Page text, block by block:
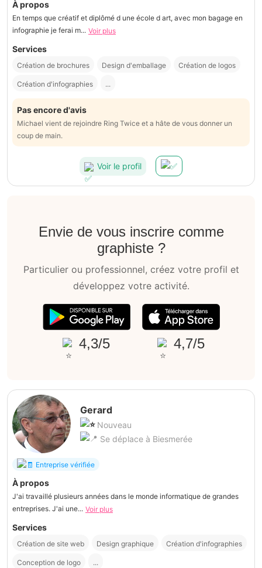
À propos
En temps que créatif et diplômé d une école d art, avec mon bagage en
infographie je ferai m... Voir plus
Services
Création de brochures Design d'emballage Création de logos
Création d'infographies ...
Pas encore d'avis
Michael vient de rejoindre Ring Twice et a hâte de vous donner un
coup de main.
Voir le profil
Envie de vous inscrire comme
graphiste ?
Particulier ou professionnel, créez votre profil et
développez votre activité.
4,3/5 4,7/5
Gerard
Nouveau
Se déplace à Biesmerée
Entreprise vérifiée
À propos
J'ai travaillé plusieurs années dans le monde informatique de grandes
entreprises. J'ai une... Voir plus
Services
Création de site web Design graphique Création d'infographies
Conception de logo ...